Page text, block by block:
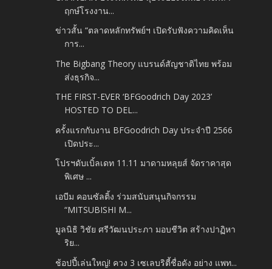
ฤกษ์โรงงาน...
ข่าวสั้น “ตลาดหลักทรัพย์ฯ เปิดรับฟังความคิดเห็น
การ...
The Bigbang Theory แบรนด์สัญชาติไทย พร้อม
ส่งธุรกิจ...
THE FIRST-EVER ‘BFGoodrich Day 2023’
HOSTED TO DEL...
ครั้งแรกกับงาน BFGoodrich Day ประจำปี 2566
เปิดประ...
โปรฯดับเบิ้ลเดท 11.11 มาดามหลุยส์ จัดราคาสุด
พิเศษ ...
เอบีม คอนซัลติ้ง ร่วมสนับสนุนกิจกรรม
“MITSUBISHI M...
มูลนิธิ วิชัย ศรีวัฒนประภา มอบชีวิต สร้างปาฏิหา
ริย...
ช้อปปี้เล่นใหญ่! ควง 3 เซเลบริตี้ชื่อดัง อย่าง แพท...